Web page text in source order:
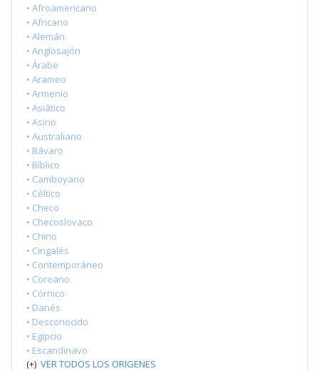
• Afroamericano
• Africano
• Alemán
• Anglosajón
• Árabe
• Arameo
• Armenio
• Asiático
• Asirio
• Australiano
• Bávaro
• Bíblico
• Camboyano
• Céltico
• Checo
• Checoslovaco
• Chino
• Cingalés
• Contemporáneo
• Coreano
• Córnico
• Danés
• Desconocido
• Egipcio
• Escandinavo
(+) VER TODOS LOS ORIGENES